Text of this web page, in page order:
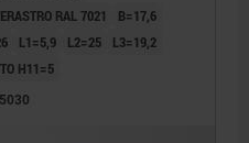
RAL 7021
B=17,6
L1=5,9 L2=25
L3=19,2
H11=5